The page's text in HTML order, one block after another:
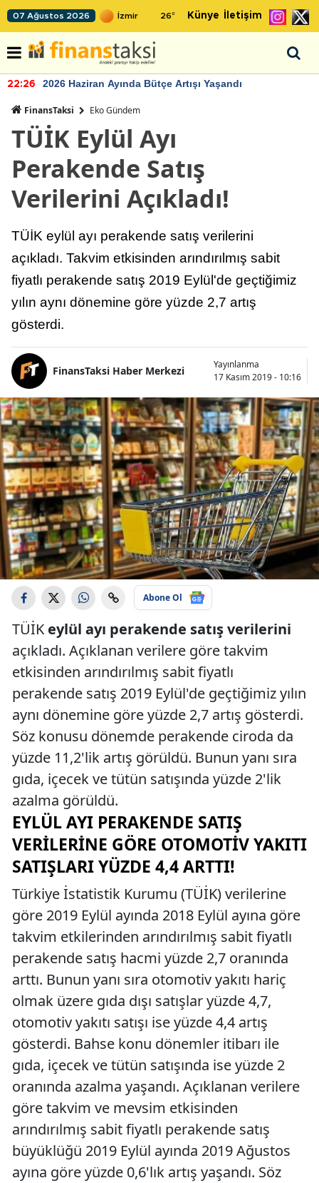
07 Ağustos 2026 26° Künye İletişim
22:26 2026 Haziran Ayında Bütçe Artışı Yaşandı
FinansTaksi Eko Gündem
TÜİK Eylül Ayı
Perakende Satış
Verilerini Açıkladı!
TÜİK eylül ayı perakende satış verilerini
açıkladı. Takvim etkisinden arındırılmış sabit
fiyatlı perakende satış 2019 Eylül'de geçtiğimiz
yılın aynı dönemine göre yüzde 2,7 artış
gösterdi.
FinansTaksi Haber Merkezi
Yayınlanma
17 Kasım 2019 - 10:16
Abone Ol
TÜİK eylül ayı perakende satışverilerini
açıkladı. Açıklanan verilere göre takvim
etkisinden arındırılmış sabit fiyatlı
perakende satış 2019 Eylül'de geçtiğimiz yılın
aynı dönemine göre yüzde 2,7 artış gösterdi.
Söz konusu dönemde perakende ciroda da
yüzde 11,2'lik artış görüldü. Bunun yanı sıra
gıda, içecek ve tütün satışında yüzde 2'lik
azalma görüldü.
EYLÜL AYI PERAKENDE SATIŞ
VERILERINE GÖRE OTOMOTIV YAKITI
SATIŞLARI YÜZDE 4,4 ARTTI!
Türkiye İstatistik Kurumu (TÜİK) verilerine
göre 2019 Eylül ayında 2018 Eylül ayına göre
takvim etkilerinden arındırılmış sabit fiyatlı
perakende satış hacmi yüzde 2,7 oranında
arttı. Bunun yanı sıra otomotiv yakıtı hariç
olmak üzere gıda dışı satışlar yüzde 4,7,
otomotiv yakıtı satışı ise yüzde 4,4 artış
gösterdi. Bahse konu dönemler itibarı ile
gıda, içecek ve tütün satışında ise yüzde 2
oranında azalma yaşandı. Açıklanan verilere
göre takvim ve mevsim etkisinden
arındırılmış sabit fiyatlı perakende satış
büyüklüğü 2019 Eylül ayında 2019 Ağustos
ayına göre yüzde 0,6'lık artış yaşandı. Söz